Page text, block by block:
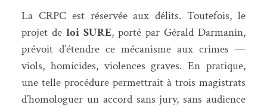
La CRPC est réservée aux délits. Toutefois, le
projet de loi SURE, porté par Gérald Darmanin,
prévoit d’étendre ce mécanisme aux crimes —
viols, homicides, violences graves. En pratique,
une telle procédure permettrait à trois magistrats
d’homologuer un accord sans jury, sans audience